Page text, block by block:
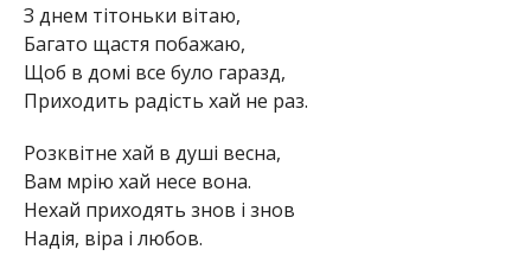
З днем тітоньки вітаю,
Багато щастя побажаю,
Щоб в домі все було гаразд,
Приходить радість хай не раз.
Розквітне хай в душі весна,
Вам мрію хай несе вона.
Нехай приходять знов і знов
Надія, віра і любов.